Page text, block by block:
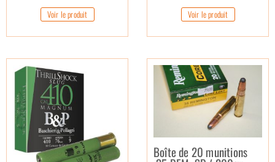
Voir le produit
Voir le produit
Boîte de 20 munitions